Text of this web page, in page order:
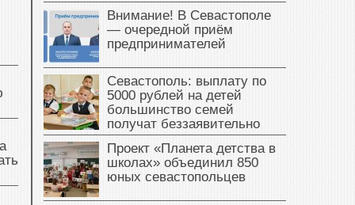
Внимание! В Севастополе
— очередной приём
предпринимателей
Севастополь: выплату по
5000 рублей на детей
большинство семей
получат беззаявительно
Проект «Планета детства в
школах» объединил 850
юных севастопольцев